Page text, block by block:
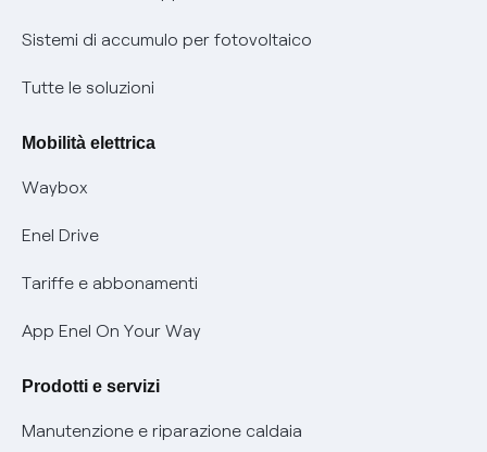
Informazioni precontrattuali prodotti e servizi
Condizioni generali di contratto prodotti e servizi
Certificazioni
Nuove regole europee per la protezione dei dati
Offerte Placet non vulnerabili
Offerta Tutela Vulnerabilità Gas
Mobilità Elettrica
Phishing e truffe online
Verifica chi ti ha chiamato
Informativa RAEE
Sistemi di accumulo per fotovoltaico
Tutte le soluzioni
Mobilità elettrica
Waybox
Enel Drive
Tariffe e abbonamenti
App Enel On Your Way
Prodotti e servizi
Manutenzione e riparazione caldaia